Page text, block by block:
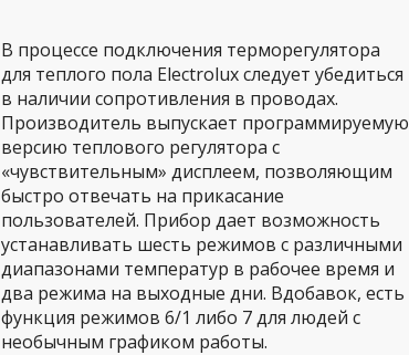
В процессе подключения терморегулятора
для теплого пола Electrolux следует убедиться
в наличии сопротивления в проводах.
Производитель выпускает программируемую
версию теплового регулятора с
«чувствительным» дисплеем, позволяющим
быстро отвечать на прикасание
пользователей. Прибор дает возможность
устанавливать шесть режимов с различными
диапазонами температур в рабочее время и
два режима на выходные дни. Вдобавок, есть
функция режимов 6/1 либо 7 для людей с
необычным графиком работы.